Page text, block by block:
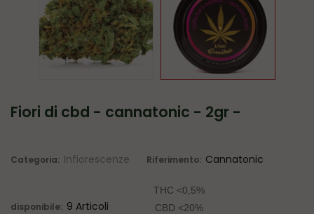
fiori di cbd - cannatonic - 2gr -
Categoria: Infiorescenze Riferimento: Cannatonic
disponibile: 9 Articoli
THC <0,5%
CBD <20%